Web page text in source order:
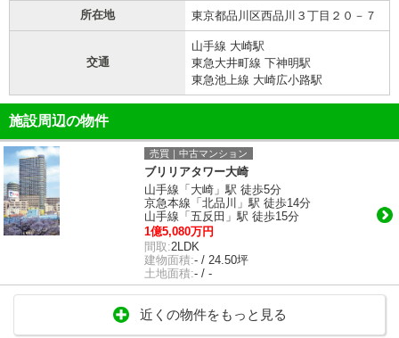
所在地 東京都品川区西品川３丁目２０－７
交通
山手線 大崎駅
東急大井町線 下神明駅
東急池上線 大崎広小路駅
施設周辺の物件
売買｜中古マンション
ブリリアタワー大崎
山手線「大崎」駅 徒歩5分
京急本線「北品川」駅 徒歩14分
山手線「五反田」駅 徒歩15分
1億5,080万円
間取:2LDK
建物面積:- / 24.50坪
土地面積:- / -
近くの物件をもっと見る